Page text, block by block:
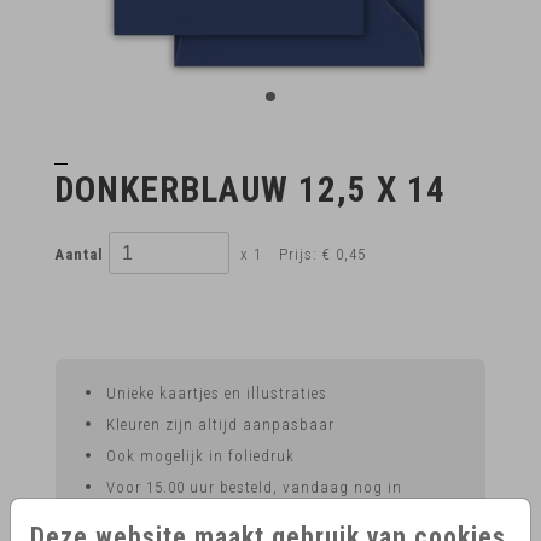
DONKERBLAUW 12,5 X 14
Aantal x 1 Prijs: € 0,45
Unieke kaartjes en illustraties
Kleuren zijn altijd aanpasbaar
Ook mogelijk in foliedruk
Voor 15.00 uur besteld, vandaag nog in